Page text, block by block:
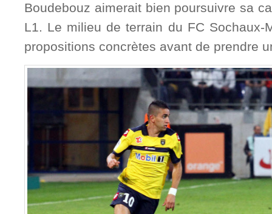
Boudebouz aimerait bien poursuivre sa
L1. Le milieu de terrain du FC Sochaux-
propositions concrètes avant de prendre